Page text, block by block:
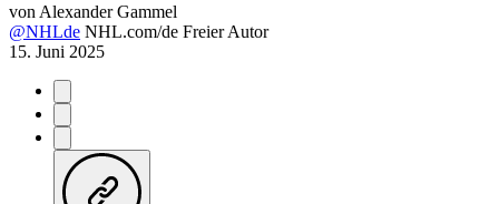
von Alexander Gammel
@NHLde NHL.com/de Freier Autor
15. Juni 2025